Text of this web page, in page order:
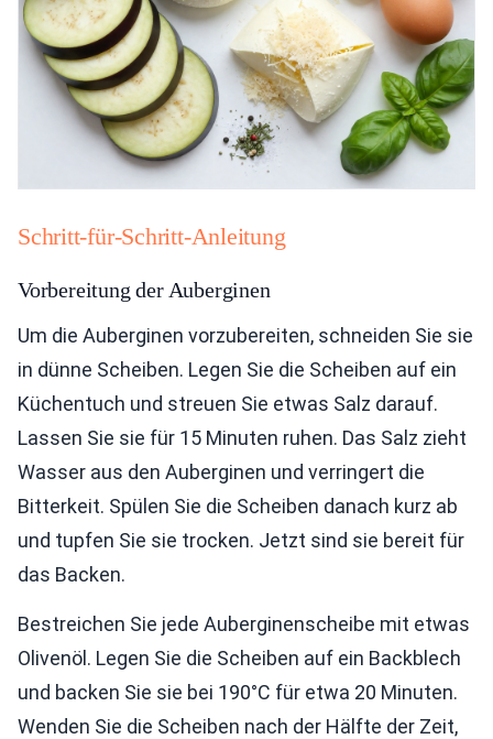
Schritt-für-Schritt-Anleitung
Vorbereitung der Auberginen
Um die Auberginen vorzubereiten, schneiden Sie sie
in dünne Scheiben. Legen Sie die Scheiben auf ein
Küchentuch und streuen Sie etwas Salz darauf.
Lassen Sie sie für 15 Minuten ruhen. Das Salz zieht
Wasser aus den Auberginen und verringert die
Bitterkeit. Spülen Sie die Scheiben danach kurz ab
und tupfen Sie sie trocken. Jetzt sind sie bereit für
das Backen.
Bestreichen Sie jede Auberginenscheibe mit etwas
Olivenöl. Legen Sie die Scheiben auf ein Backblech
und backen Sie sie bei 190°C für etwa 20 Minuten.
Wenden Sie die Scheiben nach der Hälfte der Zeit,